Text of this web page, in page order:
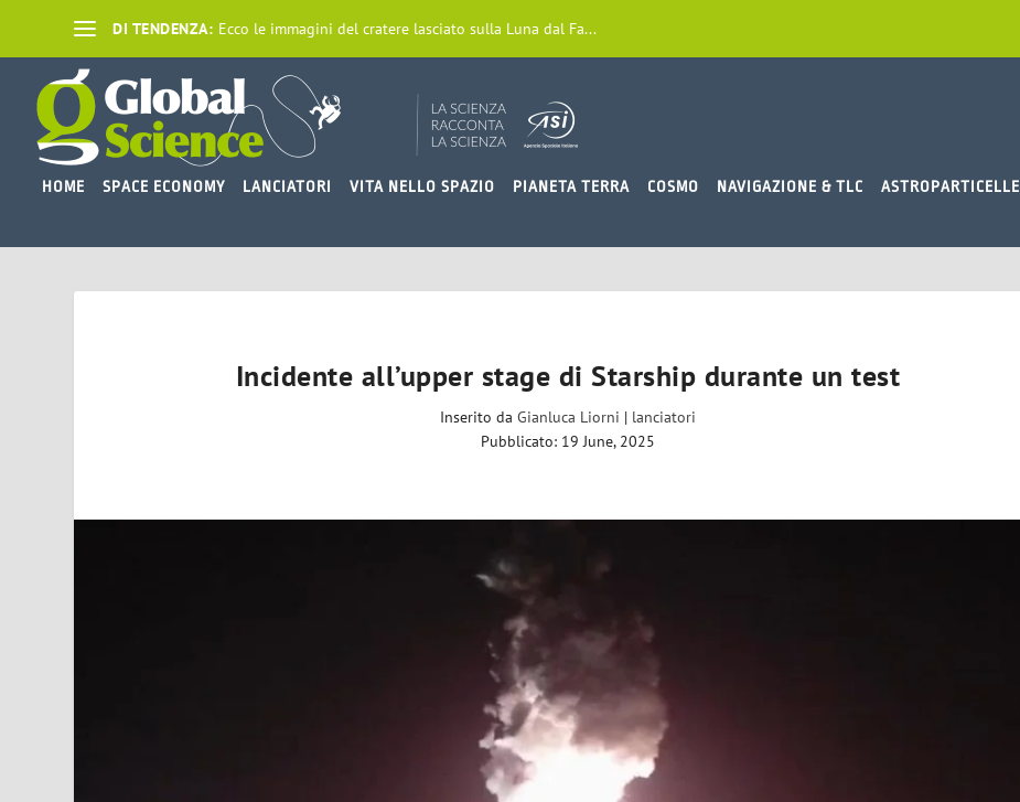
DI TENDENZA: Ecco le immagini del cratere lasciato sulla Luna dal Fa...
HOME SPACE ECONOMY LANCIATORI VITA NELLO SPAZIO PIANETA TERRA COSMO NAVIGAZIONE & TLC ASTROPARTICELLE
Incidente all’upper stage di Starship durante un test
Inserito da Gianluca Liorni | lanciatori
Pubblicato: 19 June, 2025